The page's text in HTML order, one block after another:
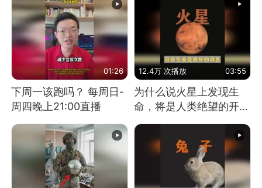
01:26
下周一该跑吗？ 每周日-
周四晚上21:00直播
12.4万 次播放 03:55
为什么说火星上发现生
命，将是人类绝望的开
始？